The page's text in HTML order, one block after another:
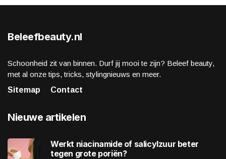
Beleefbeauty.nl
Schoonheid zit van binnen. Durf jij mooi te zijn? Beleef beauty,
met al onze tips, tricks, stylingnieuws en meer.
Sitemap
Contact
Nieuwe artikelen
Werkt niacinamide of salicylzuur beter
tegen grote poriën?